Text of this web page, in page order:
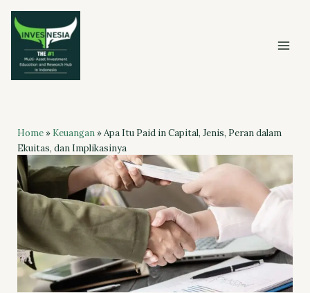
Skip
content
Home» Keuangan»Apa Itu Paid in Capital, Jenis, Peran dalam
Ekuitas, dan Implikasinya